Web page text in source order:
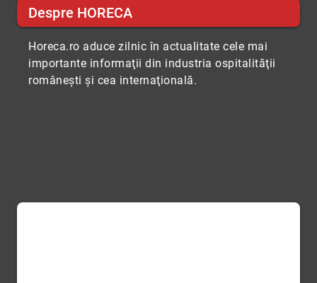
Despre HORECA
Horeca.ro aduce zilnic în actualitate cele mai
importante informaţii din industria ospitalităţii
româneşti şi cea internaţională.